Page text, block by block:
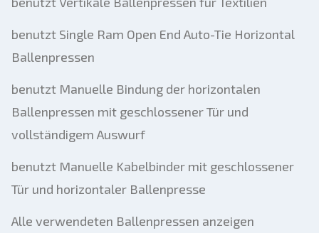
benutzt Single Ram Open End Auto-Tie Horizontal
Ballenpressen
benutzt Manuelle Bindung der horizontalen
Ballenpressen mit geschlossener Tür und
vollständigem Auswurf
benutzt Manuelle Kabelbinder mit geschlossener
Tür und horizontaler Ballenpresse
Alle verwendeten Ballenpressen anzeigen